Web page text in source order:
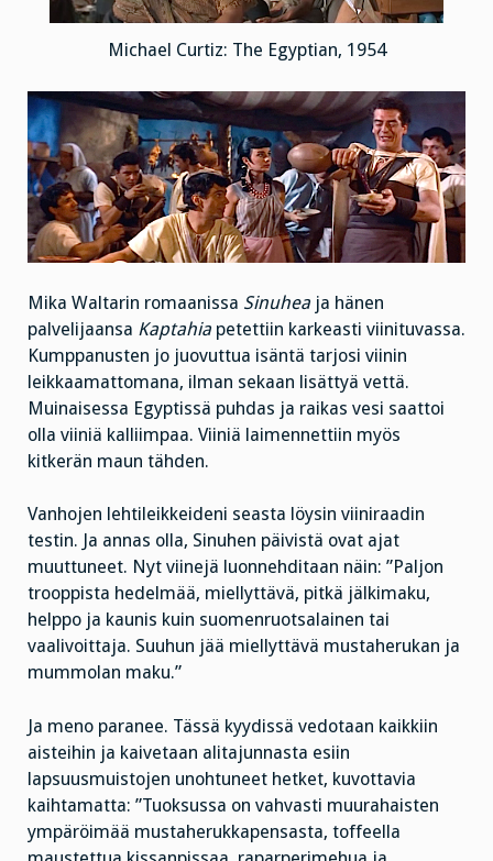
Michael Curtiz: The Egyptian, 1954
Mika Waltarin romaanissa Sinuhea ja hänen
palvelijaansa Kaptahia petettiin karkeasti viinituvassa.
Kumppanusten jo juovuttua isäntä tarjosi viinin
leikkaamattomana, ilman sekaan lisättyä vettä.
Muinaisessa Egyptissä puhdas ja raikas vesi saattoi
olla viiniä kalliimpaa. Viiniä laimennettiin myös
kitkerän maun tähden.
Vanhojen lehtileikkeideni seasta löysin viiniraadin
testin. Ja annas olla, Sinuhen päivistä ovat ajat
muuttuneet. Nyt viinejä luonnehditaan näin: ”Paljon
trooppista hedelmää, miellyttävä, pitkä jälkimaku,
helppo ja kaunis kuin suomenruotsalainen tai
vaalivoittaja. Suuhun jää miellyttävä mustaherukan ja
mummolan maku.”
Ja meno paranee. Tässä kyydissä vedotaan kaikkiin
aisteihin ja kaivetaan alitajunnasta esiin
lapsuusmuistojen unohtuneet hetket, kuvottavia
kaihtamatta: ”Tuoksussa on vahvasti muurahaisten
ympäröimää mustaherukkapensasta, toffeella